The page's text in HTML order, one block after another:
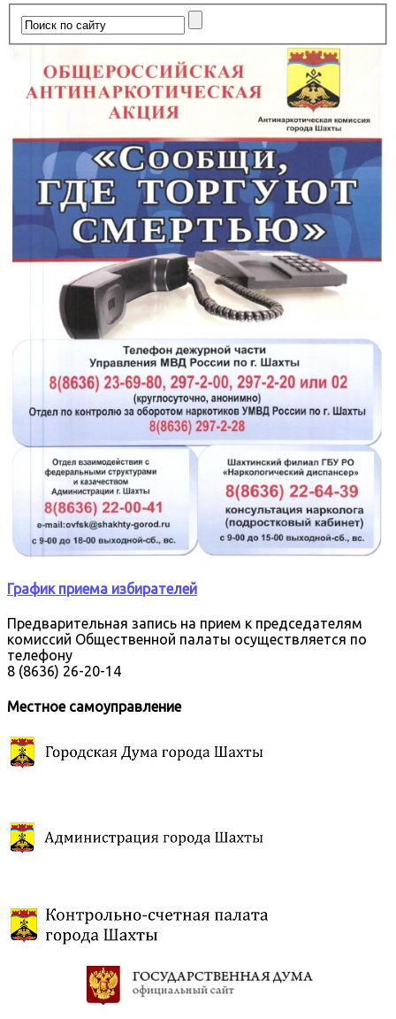
График приема избирателей
Предварительная запись на прием к председателям
комиссий Общественной палаты осуществляется по
телефону
8 (8636) 26-20-14
Местное самоуправление